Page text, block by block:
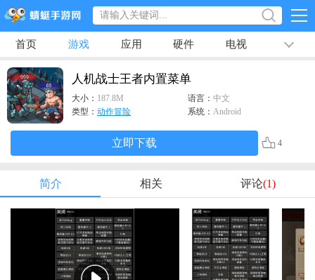
首页 游戏 应用 硬件 电视 排行榜
专题
人机战士王者内置菜单
大小： 187.8M 语言： 中文
类型： 动作冒险 系统： Android
立即下载 4
简介 相关 评论(1)